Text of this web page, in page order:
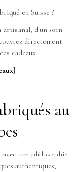
en Suisse ?
artisanal, d’un soin
directement
cadeaux.
au
une philosophie
authentiques,